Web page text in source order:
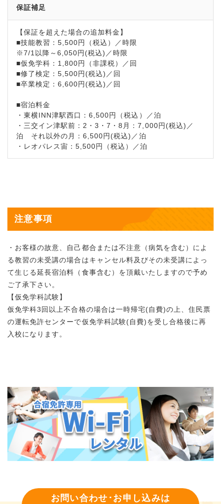
保証補足
【保証を超えた場合の追加料金】
■技能教習：5,500円（税込）／時限
※7/1以降～6,050円(税込)／時限
■仮免学科：1,800円（非課税）／回
■修了検定：5,500円(税込)／回
■卒業検定：6,600円(税込)／回
■宿泊料金
・東横INN津駅西口：6,500円（税込）／泊
・三交イン津駅前：2・3・7・8月：7,000円(税込)／
泊 それ以外の月：6,500円(税込)／泊
・レオパレス宙：5,500円（税込）／泊
注意事項
・お客様の故意、自己都合または不注意（病気を含む）によ
る教習の未受講の場合はキャンセル料及びその未受講によっ
て生じる延長宿泊料（食事含む）を頂戴いたしますので予め
ご了承下さい。
【仮免学科試験】
仮免学科3回以上不合格の場合は一時帰宅(自費)の上、住民票
の運転免許センターで仮免学科試験(自費)を受し合格後に再
入校になります。
お問い合わせ･お申し込みは